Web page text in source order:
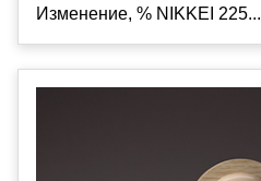
Изменение, % NIKKEI 225...